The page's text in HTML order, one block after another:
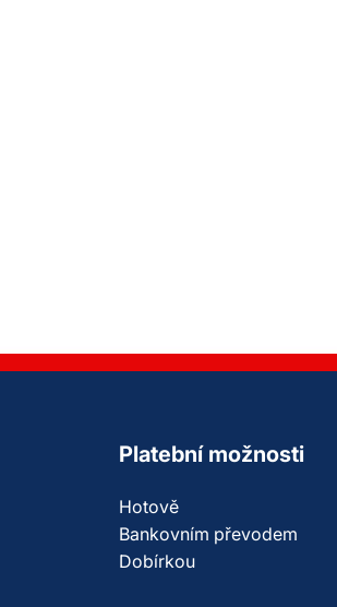
Platební možnosti
Hotově
Bankovním převodem
Dobírkou